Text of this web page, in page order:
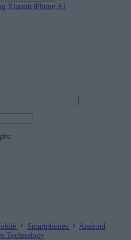
Xiaomi iPhone AI
Smartphones
Android
Technology